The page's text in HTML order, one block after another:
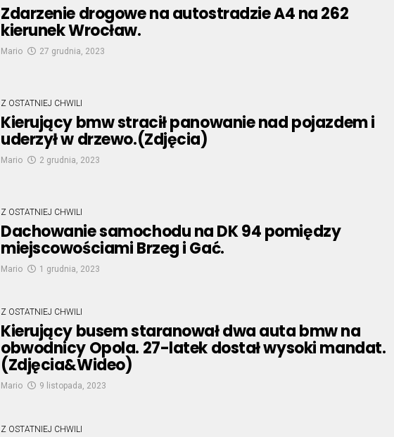
Zdarzenie drogowe na autostradzie A4 na 262
kierunek Wrocław.
Mario 27 grudnia, 2023
Z OSTATNIEJ CHWILI
Kierujący bmw stracił panowanie nad pojazdem i
uderzył w drzewo.(Zdjęcia)
Mario 2 grudnia, 2023
Z OSTATNIEJ CHWILI
Dachowanie samochodu na DK 94 pomiędzy
miejscowościami Brzeg i Gać.
Mario 1 grudnia, 2023
Z OSTATNIEJ CHWILI
Kierujący busem staranował dwa auta bmw na
obwodnicy Opola. 27-latek dostał wysoki mandat.
(Zdjęcia&Wideo)
Mario 9 listopada, 2023
Z OSTATNIEJ CHWILI